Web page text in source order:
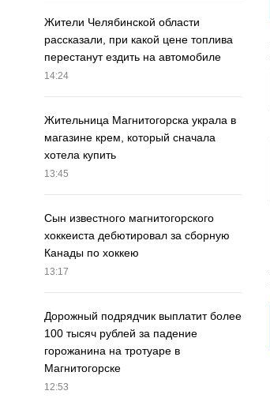
Жители Челябинской области
рассказали, при какой цене топлива
перестанут ездить на автомобиле
14:24
Жительница Магнитогорска украла в
магазине крем, который сначала
хотела купить
13:45
Сын известного магнитогорского
хоккеиста дебютировал за сборную
Канады по хоккею
13:17
Дорожный подрядчик выплатит более
100 тысяч рублей за падение
горожанина на тротуаре в
Магнитогорске
12:53